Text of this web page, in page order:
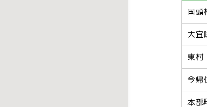
国頭
大宜
東村
今帰
本部